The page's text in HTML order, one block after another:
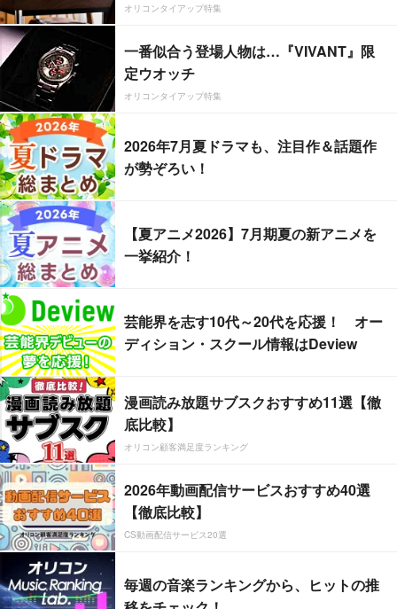
オリコンタイアップ特集
一番似合う登場人物は…『VIVANT』限
定ウオッチ
オリコンタイアップ特集
2026年7月夏ドラマも、注目作＆話題作
が勢ぞろい！
【夏アニメ2026】7月期夏の新アニメを
一挙紹介！
芸能界を志す10代～20代を応援！ オー
ディション・スクール情報はDeview
漫画読み放題サブスクおすすめ11選【徹
底比較】
オリコン顧客満足度ランキング
2026年動画配信サービスおすすめ40選
【徹底比較】
CS動画配信サービス20選
毎週の音楽ランキングから、ヒットの推